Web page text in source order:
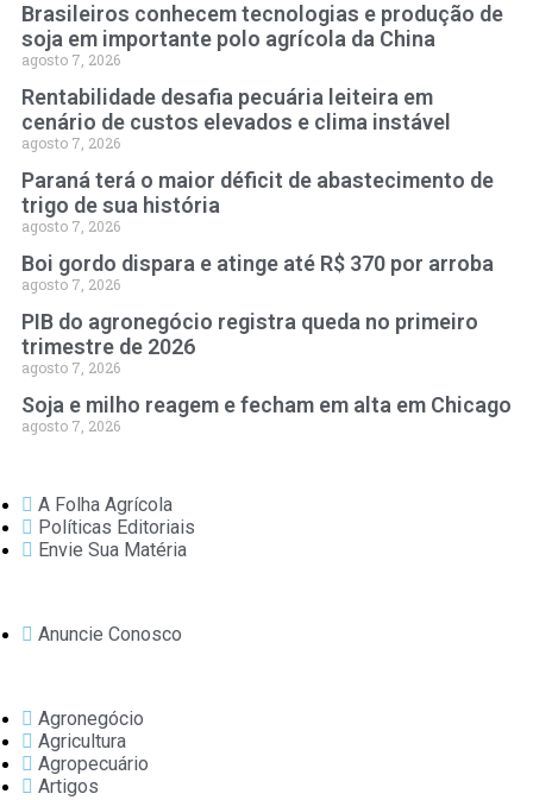
Brasileiros conhecem tecnologias e produção de
soja em importante polo agrícola da China
agosto 7, 2026
Rentabilidade desafia pecuária leiteira em
cenário de custos elevados e clima instável
agosto 7, 2026
Paraná terá o maior déficit de abastecimento de
trigo de sua história
agosto 7, 2026
Boi gordo dispara e atinge até R$ 370 por arroba
agosto 7, 2026
PIB do agronegócio registra queda no primeiro
trimestre de 2026
agosto 7, 2026
Soja e milho reagem e fecham em alta em Chicago
agosto 7, 2026
A Folha Agrícola
Políticas Editoriais
Envie Sua Matéria
Anuncie Conosco
Agronegócio
Agricultura
Agropecuário
Artigos